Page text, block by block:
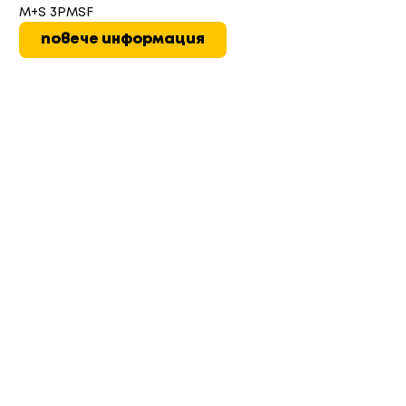
M+S 3PMSF
повече информация